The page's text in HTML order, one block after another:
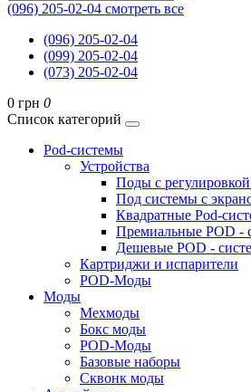
(096) 205-02-04 смотреть все
(096) 205-02-04
(099) 205-02-04
(073) 205-02-04
0 грн 0
Список категорий
Pod-системы
Устройства
Поды с
Под системы с
Квадратные Pod-
Премиальные POD -
Дешевые POD -
Картриджи и испарители
POD-Моды
Моды
Мехмоды
Бокс моды
POD-Моды
Базовые наборы
Сквонк моды